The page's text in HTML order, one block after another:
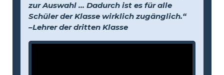
zur Auswahl … Dadurch ist es für alle
Schüler der Klasse wirklich zugänglich.“
–Lehrer der dritten Klasse